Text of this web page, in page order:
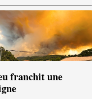
franchit une